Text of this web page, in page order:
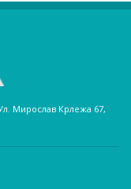
Мирослав Крлежа 67,